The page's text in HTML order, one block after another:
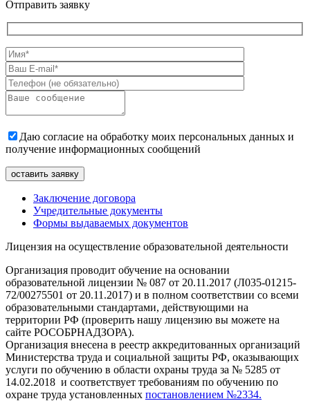
Отправить заявку
Даю согласие на обработку моих персональных данных и
получение информационных сообщений
Заключение договора
Учредительные документы
Формы выдаваемых документов
Лицензия на осуществление образовательной деятельности
Организация проводит обучение на основании
образовательной лицензии № 087 от 20.11.2017 (Л035-01215-
72/00275501 от 20.11.2017) и в полном соответствии со всеми
образовательными стандартами, действующими на
территории РФ (проверить нашу лицензию вы можете на
сайте РОСОБРНАДЗОРА).
Организация внесена в реестр аккредитованных организаций
Министерства труда и социальной защиты РФ, оказывающих
услуги по обучению в области охраны труда за № 5285 от
14.02.2018 и соответствует требованиям по обучению по
охране труда установленных постановлением №2334.